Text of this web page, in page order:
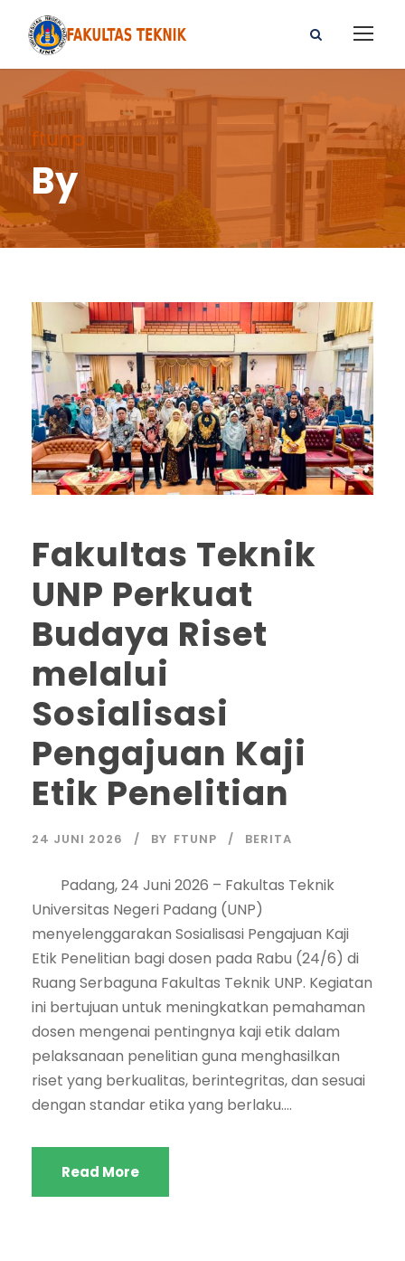
ftunp
By
Fakultas Teknik
UNP Perkuat
Budaya Riset
melalui
Sosialisasi
Pengajuan Kaji
Etik Penelitian
24 JUNI 2026 BY FTUNP BERITA
Padang, 24 Juni 2026 – Fakultas Teknik
Universitas Negeri Padang (UNP)
menyelenggarakan Sosialisasi Pengajuan Kaji
Etik Penelitian bagi dosen pada Rabu (24/6) di
Ruang Serbaguna Fakultas Teknik UNP. Kegiatan
ini bertujuan untuk meningkatkan pemahaman
dosen mengenai pentingnya kaji etik dalam
pelaksanaan penelitian guna menghasilkan
riset yang berkualitas, berintegritas, dan sesuai
dengan standar etika yang berlaku....
Read More